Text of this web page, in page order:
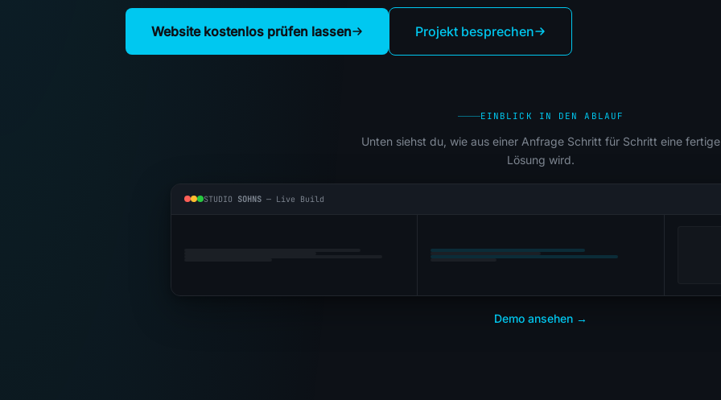
Website kostenlos prüfen lassen Projekt besprechen
EINBLICK IN DEN ABLAUF
Unten siehst du, wie aus einer Anfrage Schritt für Schritt eine fertige
Lösung wird.
STUDIO SOHNS — Live Build
Demo ansehen →